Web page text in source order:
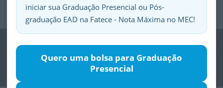
iniciar sua Graduação Presencial ou Pós-
graduação EAD na Fatece - Nota Máxima no MEC!
Quero uma bolsa para Graduação
Presencial
SuaFatece.Seuorgulho.
Previous